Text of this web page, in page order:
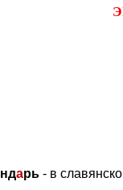
Э
ндарь - в